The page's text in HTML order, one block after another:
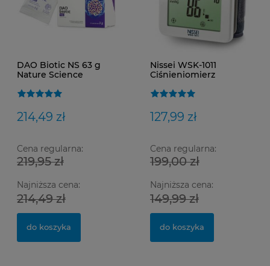
DAO Biotic NS 63 g
Nature Science
214,49 zł
Cena regularna:
219,95 zł
Najniższa cena:
214,49 zł
do koszyka
Nissei WSK-1011
Ciśnieniomierz
127,99 zł
Cena regularna:
199,00 zł
Najniższa cena:
149,99 zł
do koszyka